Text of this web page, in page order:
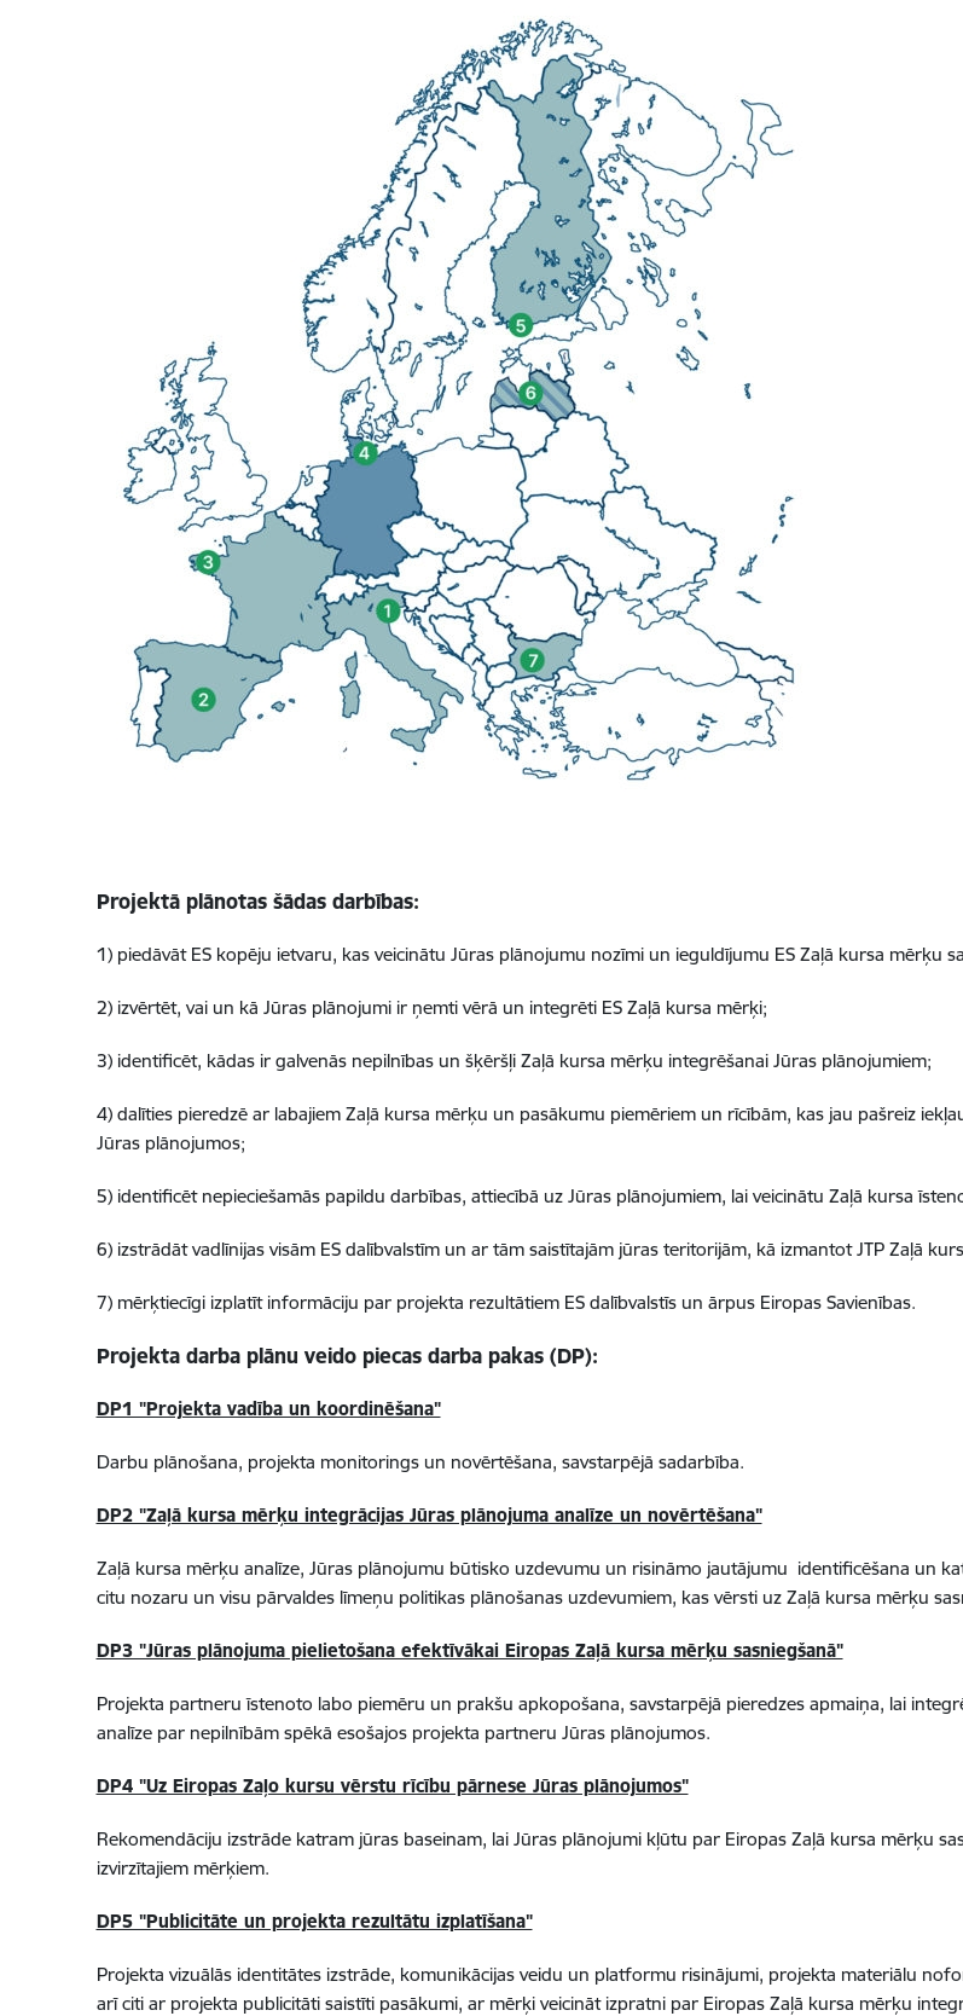
Projektā plānotas šādas darbības:
1) piedāvāt ES kopēju ietvaru, kas veicinātu Jūras plānojumu nozīmi un ieguldījumu ES Zaļā kursa mērķu
2) izvērtēt, vai un kā Jūras plānojumi ir ņemti vērā un integrēti ES Zaļā kursa mērķi;
3) identificēt, kādas ir galvenās nepilnības un šķēršļi Zaļā kursa mērķu integrēšanai Jūras plānojumiem;
4) dalīties pieredzē ar labajiem Zaļā kursa mērķu un pasākumu piemēriem un rīcībām, kas jau pašreiz
Jūras plānojumos;
5) identificēt nepieciešamās papildu darbības, attiecībā uz Jūras plānojumiem, lai veicinātu Zaļā kursa
6) izstrādāt vadlīnijas visām ES dalībvalstīm un ar tām saistītajām jūras teritorijām, kā izmantot JTP Zaļā
7) mērķtiecīgi izplatīt informāciju par projekta rezultātiem ES dalībvalstīs un ārpus Eiropas Savienības.
Projekta darba plānu veido piecas darba pakas (DP):
DP1 "Projekta vadība un koordinēšana"
Darbu plānošana, projekta monitorings un novērtēšana, savstarpējā sadarbība.
DP2 "Zaļā kursa mērķu integrācijas Jūras plānojuma analīze un novērtēšana"
Zaļā kursa mērķu analīze, Jūras plānojumu būtisko uzdevumu un risināmo jautājumu identificēšana un
citu nozaru un visu pārvaldes līmeņu politikas plānošanas uzdevumiem, kas vērsti uz Zaļā kursa mērķu
DP3 "Jūras plānojuma pielietošana efektīvākai Eiropas Zaļā kursa mērķu sasniegšanā"
Projekta partneru īstenoto labo piemēru un prakšu apkopošana, savstarpējā pieredzes apmaiņa, lai
analīze par nepilnībām spēkā esošajos projekta partneru Jūras plānojumos.
DP4 "Uz Eiropas Zaļo kursu vērstu rīcību pārnese Jūras plānojumos"
Rekomendāciju izstrāde katram jūras baseinam, lai Jūras plānojumi kļūtu par Eiropas Zaļā kursa mērķu
izvirzītajiem mērķiem.
DP5 "Publicitāte un projekta rezultātu izplatīšana"
Projekta vizuālās identitātes izstrāde, komunikācijas veidu un platformu risinājumi, projekta materiālu
arī citi ar projekta publicitāti saistīti pasākumi, ar mērķi veicināt izpratni par Eiropas Zaļā kursa mērķu